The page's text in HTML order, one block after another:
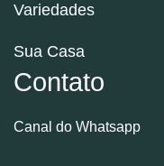
Variedades
Sua Casa
Contato
Canal do Whatsapp